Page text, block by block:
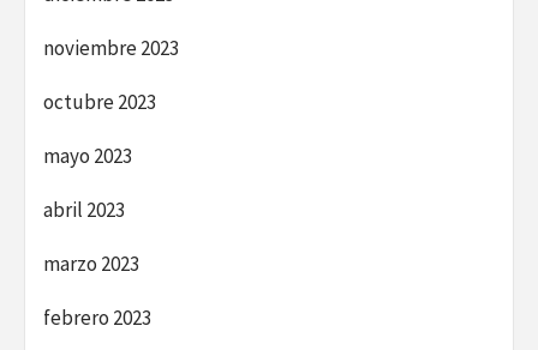
noviembre 2023
octubre 2023
mayo 2023
abril 2023
marzo 2023
febrero 2023